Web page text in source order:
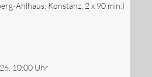
Ahlhaus, Konstanz, 2 x 90 min.)
10:00 Uhr